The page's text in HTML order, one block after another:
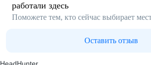
работали здесь
Поможете тем, кто сейчас выбирает
Оставить отзыв